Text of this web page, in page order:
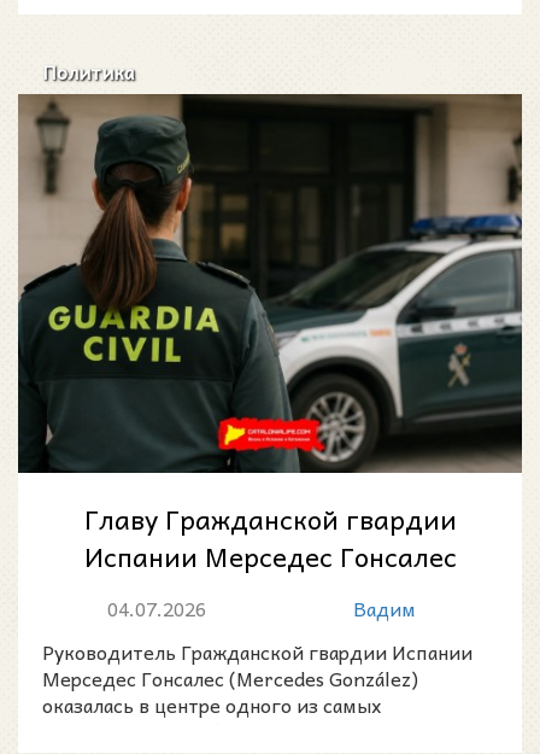
Политика
Главу Гражданской гвардии
Испании Мерседес Гонсалес
вызвали в суд по «делу Лейре
Дьес»: в...
04.07.2026
Вадим
Руководитель Гражданской гвардии Испании
Мерседес Гонсалес (Mercedes González)
оказалась в центре одного из самых